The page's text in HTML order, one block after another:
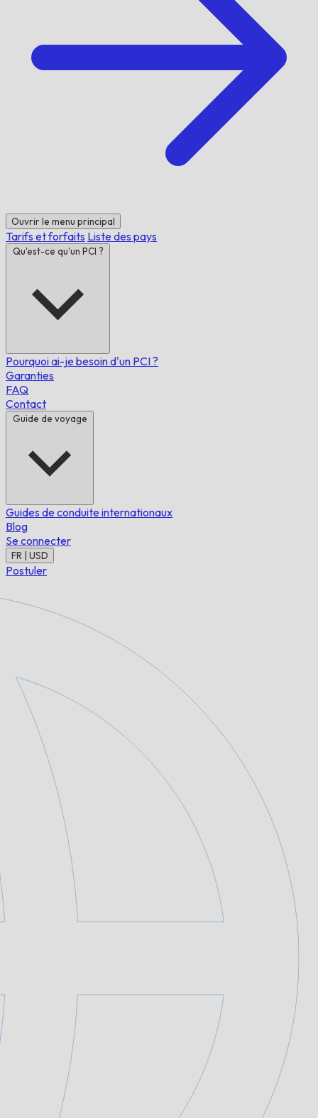
Ouvrir le menu principal
Tarifs et forfaits Liste des pays
Qu'est-ce qu'un PCI ?
Pourquoi ai-je besoin d'un PCI ?
Garanties
FAQ
Contact
Guide de voyage
Guides de conduite internationaux
Blog
Se connecter
FR | USD
Postuler